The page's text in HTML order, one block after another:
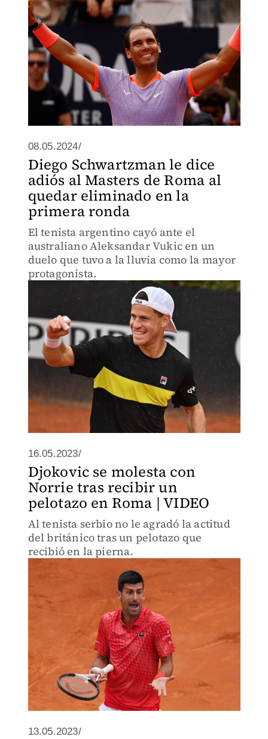
08.05.2024/
Diego Schwartzman le dice
adiós al Masters de Roma al
quedar eliminado en la
primera ronda
El tenista argentino cayó ante el
australiano Aleksandar Vukic en un
duelo que tuvo a la lluvia como la mayor
protagonista.
16.05.2023/
Djokovic se molesta con
Norrie tras recibir un
pelotazo en Roma | VIDEO
Al tenista serbio no le agradó la actitud
del británico tras un pelotazo que
recibió en la pierna.
13.05.2023/